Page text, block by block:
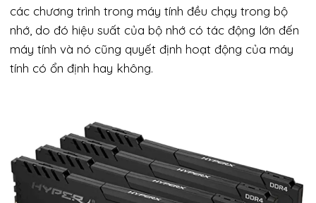
các chương trình trong máy tính đều chạy trong bộ
nhớ, do đó hiệu suất của bộ nhớ có tác động lớn đến
máy tính và nó cũng quyết định hoạt động của máy
tính có ổn định hay không.